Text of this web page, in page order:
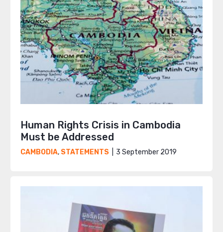
Human Rights Crisis in Cambodia
Must be Addressed
CAMBODIA, STATEMENTS 3 September 2019